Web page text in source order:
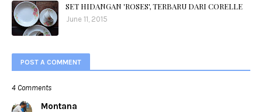
SET HIDANGAN 'ROSES', TERBARU DARI CORELLE
June 11, 2015
POST A COMMENT
4 Comments
Montana